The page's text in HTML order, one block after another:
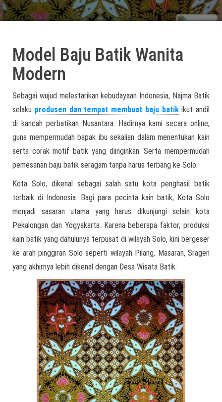
Model Baju Batik Wanita
Modern
Sebagai wujud melestarikan kebudayaan Indonesia, Najma Batik
selaku produsen dan tempat membuat baju batikikut andil
di kancah perbatikan Nusantara. Hadirnya kami secara online,
guna mempermudah bapak ibu sekalian dalam menentukan kain
serta corak motif batik yang diinginkan. Serta mempermudah
pemesanan baju batik seragam tanpa harus terbang ke Solo.
Kota Solo, dikenal sebagai salah satu kota penghasil batik
terbaik di Indonesia. Bagi para pecinta kain batik, Kota Solo
menjadi sasaran utama yang harus dikunjungi selain kota
Pekalongan dan Yogyakarta. Karena beberapa faktor, produksi
kain batik yang dahulunya terpusat di wilayah Solo, kini bergeser
ke arah pinggiran Solo seperti wilayah Pilang, Masaran, Sragen
yang akhirnya lebih dikenal dengan Desa Wisata Batik.